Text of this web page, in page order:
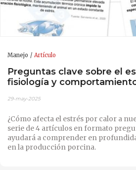
Manejo Artículo
Preguntas clave sobre el
fisiología y
29-may-2025
¿Cómo afecta el estrés por calor a
serie de 4 artículos en formato
ayudará a comprender en
en la producción porcina.